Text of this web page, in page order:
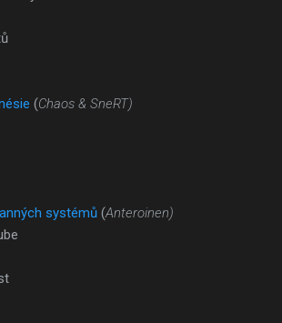
(Chaos & SneRT)
systémů (Anteroinen)